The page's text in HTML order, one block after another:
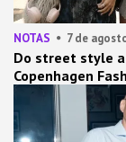
NOTAS 7 de
Do street style
Copenhagen